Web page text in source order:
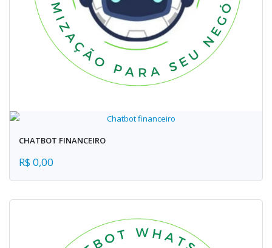
CHATBOT FINANCEIRO
R$ 0,00